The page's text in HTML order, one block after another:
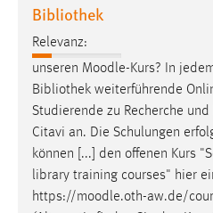
Bibliothek
Relevanz:
unseren Moodle-Kurs? In
Bibliothek weiterführende
Studierende zu Recherche
Citavi an. Die Schulungen
können [...] den offenen Kurs
library training courses" hier
https://moodle.oth-aw.de/
Performance
Name:
Zweck:
Für performante
gespeichert, ob man